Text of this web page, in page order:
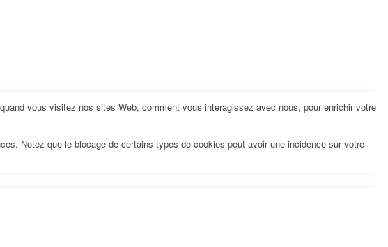
vous visitez nos sites Web, comment vous interagissez avec nous, pour enrichir votre
Notez que le blocage de certains types de cookies peut avoir une incidence sur votre